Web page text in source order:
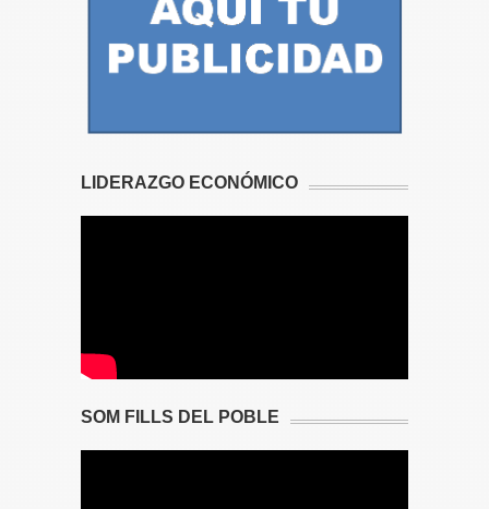
LIDERAZGO ECONÓMICO
SOM FILLS DEL POBLE